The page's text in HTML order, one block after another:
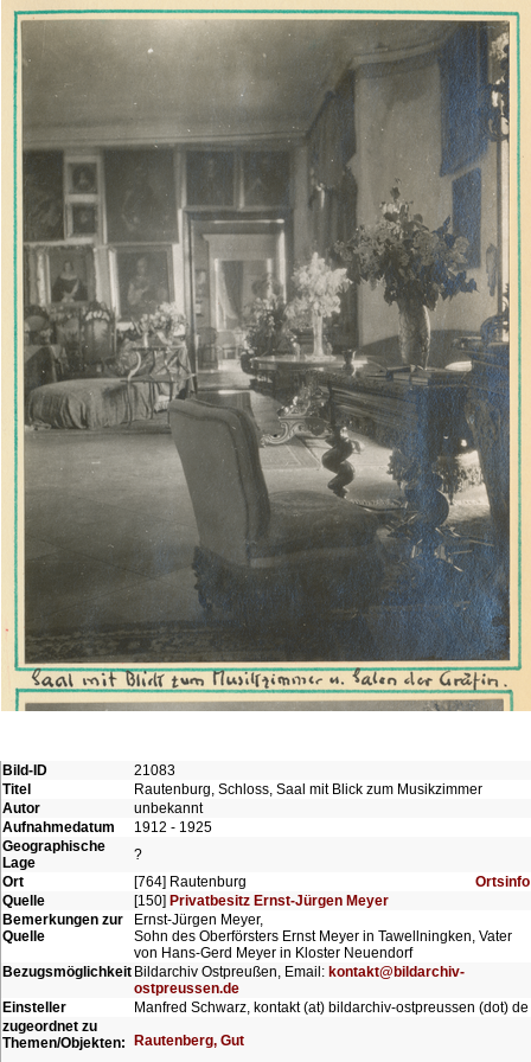
Bild-ID
21083
Titel
Rautenburg, Schloss, Saal mit Blick zum Musikzimmer
Autor
unbekannt
Aufnahmedatum
1912 - 1925
Geographische
Lage
?
Ort
[764] Rautenburg
Ortsinfo
Quelle
[150] Privatbesitz Ernst-Jürgen Meyer
Bemerkungen zur
Quelle
Ernst-Jürgen Meyer,
Sohn des Oberförsters Ernst Meyer in Tawellningken, Vater
von Hans-Gerd Meyer in Kloster Neuendorf
Bezugsmöglichkeit Bildarchiv Ostpreußen, Email: kontakt@bildarchiv-
ostpreussen.de
Einsteller
Manfred Schwarz, kontakt (at) bildarchiv-ostpreussen (dot) de
zugeordnet zu
Themen/Objekten:
Rautenberg, Gut